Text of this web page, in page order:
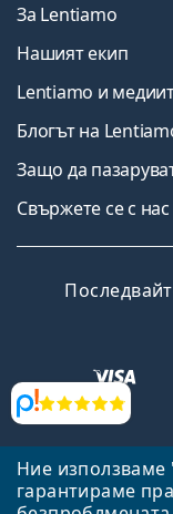
Ние използваме
гарантираме
Прегледи
За Lentiamo
Нашият екип
Lentiamo и
Блогът на
Защо да
Свържете се с нас
Назад